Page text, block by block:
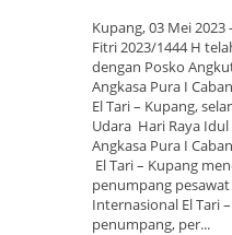
Kupang, 03 Mei
Fitri 2023/1444 H
dengan Posko
Angkasa Pura I
El Tari – Kupang,
Udara Hari Raya
Angkasa Pura I
El Tari – Kupang
penumpang
Internasional El Tari
penumpang, per...